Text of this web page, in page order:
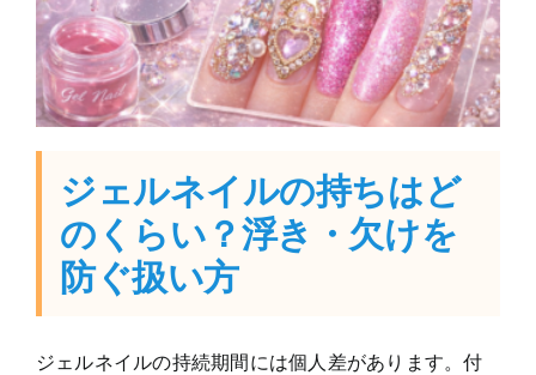
ジェルネイルの持ちはど
のくらい？浮き・欠けを
防ぐ扱い方
ジェルネイルの持続期間には個人差があります。付